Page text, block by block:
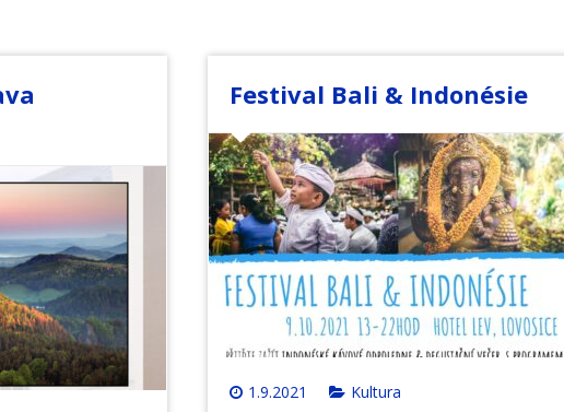
Festival Bali & Indonésie
1.9.2021 Kultura